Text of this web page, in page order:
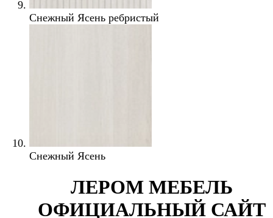
Снежный Ясень ребристый
Снежный Ясень
ЛЕРОМ МЕБЕЛЬ
ОФИЦИАЛЬНЫЙ САЙТ